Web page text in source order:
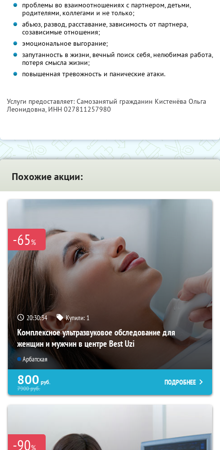
проблемы во взаимоотношениях с партнером, детьми,
родителями, коллегами и не только;
абьюз, развод, расставание, зависимость от партнера,
созависимые отношения;
эмоциональное выгорание;
запутанность в жизни, вечный поиск себя, нелюбимая работа,
потеря смысла жизни;
повышенная тревожность и панические атаки.
Услуги предоставляет: Самозанятый гражданин Кистенёва Ольга
Леонидовна, ИНН 027811257980
Похожие акции:
-65%
20:30:33 Купили: 1
Комплексное ультразвуковое обследование для
женщин и мужчин в центре Best Uzi
Арбатская
800 руб.
7900руб.
ПОДРОБНЕЕ
-90%